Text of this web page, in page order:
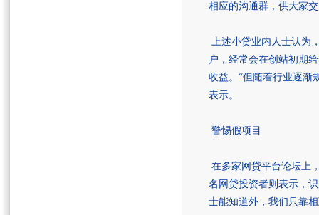
相应的沟通群，供大家
上述小贷业内人士认为
户，经常会在创站初期
收益。“但随着行业逐渐
表示。
警惕假项目
在多家网贷平台论坛上
名网贷投资者则表示，
士能知道外，我们只靠